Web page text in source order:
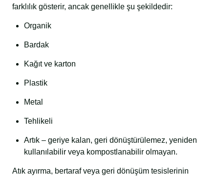
farklılık gösterir, ancak genellikle şu şekildedir:
Organik
Bardak
Kağıt ve karton
Plastik
Metal
Tehlikeli
Artık – geriye kalan, geri dönüştürülemez, yeniden
kullanılabilir veya kompostlanabilir olmayan.
Atık ayırma, bertaraf veya geri dönüşüm tesislerinin